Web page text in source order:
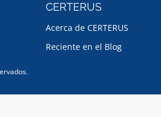
CERTERUS
Acerca de CERTERUS
Reciente en el Blog